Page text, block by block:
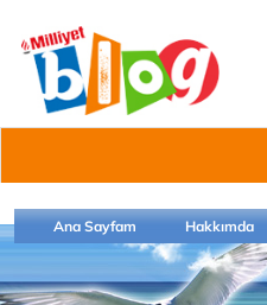
Ana Sayfam Hakkımda